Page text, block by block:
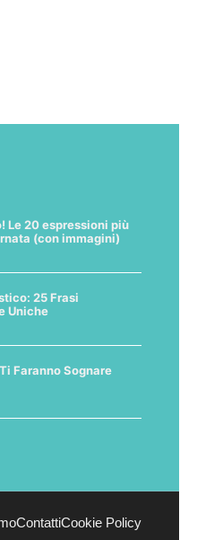
Le 20 espressioni più
(con immagini)
25 Frasi
Uniche
Faranno Sognare
ContattiCookie Policy